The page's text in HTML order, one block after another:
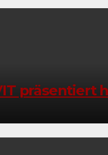
präsentiert